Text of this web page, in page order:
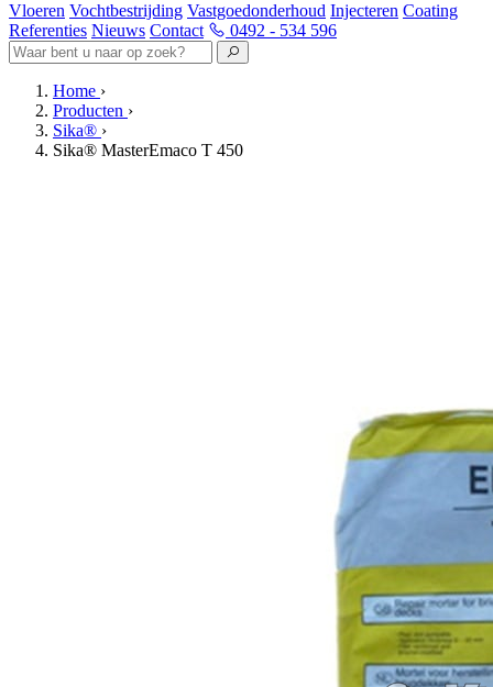
Vloeren Vochtbestrijding Vastgoedonderhoud Injecteren Coating
Referenties Nieuws Contact 0492 - 534 596
Home ›
Producten ›
Sika® ›
Sika® MasterEmaco T 450